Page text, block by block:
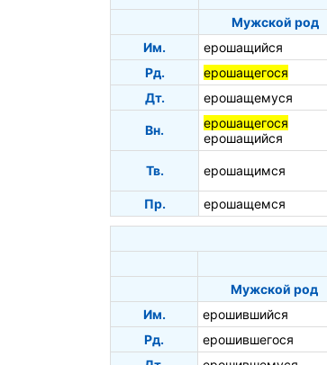
Мужской род
Им.
ерошащийся
Рд.
ерошащегося
Дт.
ерошащемуся
Вн.
ерошащегося
ерошащийся
Тв. ерошащимся
Пр. ерошащемся
Мужской род
Им.
ерошившийся
Рд.
ерошившегося